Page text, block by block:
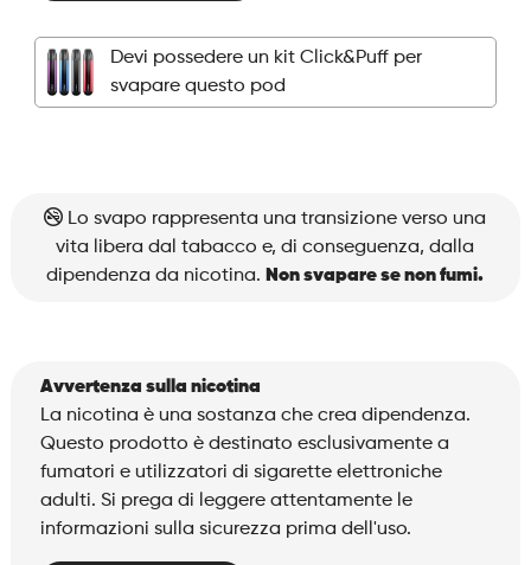
Pod
Granita
Devi possedere un kit Click&Puff per
svapare questo pod
Lo svapo rappresenta una transizione verso una
vita libera dal tabacco e, di conseguenza, dalla
dipendenza da nicotina. Non svapare se non fumi.
Avvertenza sulla nicotina
La nicotina è una sostanza che crea dipendenza.
Questo prodotto è destinato esclusivamente a
fumatori e utilizzatori di sigarette elettroniche
adulti. Si prega di leggere attentamente le
informazioni sulla sicurezza prima dell'uso.